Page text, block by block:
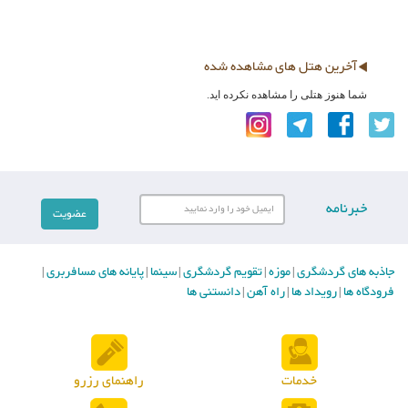
آخرین هتل های مشاهده شده
شما هنوز هتلی را مشاهده نکرده اید.
خبرنامه
جاذبه های گردشگری|موزه|تقویم گردشگری|سینما|پایانه های مسافربری|
فرودگاه ها|رویداد ها|راه آهن|دانستنی ها
خدمات راهنمای رزرو